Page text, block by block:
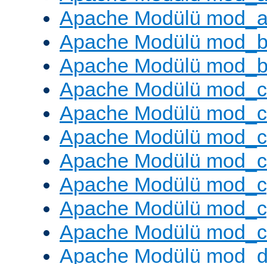
Apache Modülü
Apache Modülü
Apache Modülü
Apache Modülü
Apache Modülü
Apache Modülü
Apache Modülü
Apache Modülü
Apache Modülü
Apache Modülü
Apache Modülü